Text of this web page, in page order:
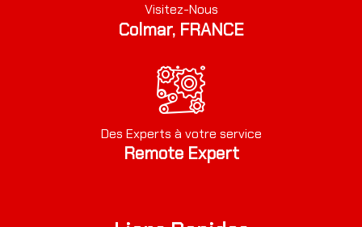
Visitez-Nous
Colmar, FRANCE
Des Experts à votre service
Remote Expert